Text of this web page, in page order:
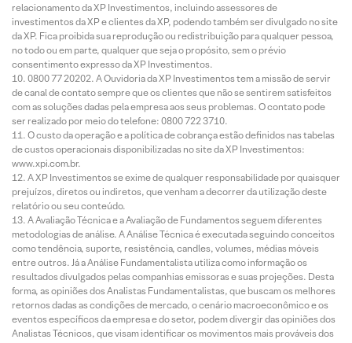
relacionamento da XP Investimentos, incluindo assessores de
investimentos da XP e clientes da XP, podendo também ser divulgado no site
da XP. Fica proibida sua reprodução ou redistribuição para qualquer pessoa,
no todo ou em parte, qualquer que seja o propósito, sem o prévio
consentimento expresso da XP Investimentos.
0800 77 20202. A Ouvidoria da XP Investimentos tem a missão de servir
de canal de contato sempre que os clientes que não se sentirem satisfeitos
com as soluções dadas pela empresa aos seus problemas. O contato pode
ser realizado por meio do telefone: 0800 722 3710.
O custo da operação e a política de cobrança estão definidos nas tabelas
de custos operacionais disponibilizadas no site da XP Investimentos:
www.xpi.com.br.
A XP Investimentos se exime de qualquer responsabilidade por quaisquer
prejuízos, diretos ou indiretos, que venham a decorrer da utilização deste
relatório ou seu conteúdo.
A Avaliação Técnica e a Avaliação de Fundamentos seguem diferentes
metodologias de análise. A Análise Técnica é executada seguindo conceitos
como tendência, suporte, resistência, candles, volumes, médias móveis
entre outros. Já a Análise Fundamentalista utiliza como informação os
resultados divulgados pelas companhias emissoras e suas projeções. Desta
forma, as opiniões dos Analistas Fundamentalistas, que buscam os melhores
retornos dadas as condições de mercado, o cenário macroeconômico e os
eventos específicos da empresa e do setor, podem divergir das opiniões dos
Analistas Técnicos, que visam identificar os movimentos mais prováveis dos